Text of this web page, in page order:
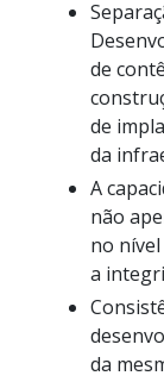
de
de
da
A
não
no
a
da